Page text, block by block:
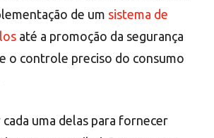
de um sistema de
até a promoção da segurança
o controle preciso do consumo
uma delas para fornecer